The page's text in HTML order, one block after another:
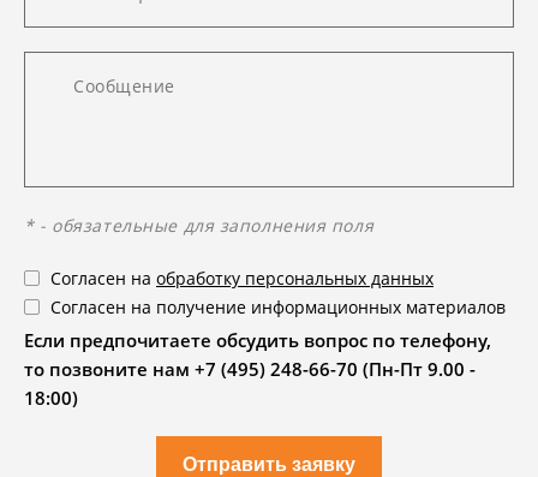
* - обязательные для заполнения поля
Согласен на обработку персональных данных
Согласен на получение информационных материалов
Если предпочитаете обсудить вопрос по телефону,
то позвоните нам +7 (495) 248-66-70 (Пн-Пт 9.00 -
18:00)
Отправить заявку